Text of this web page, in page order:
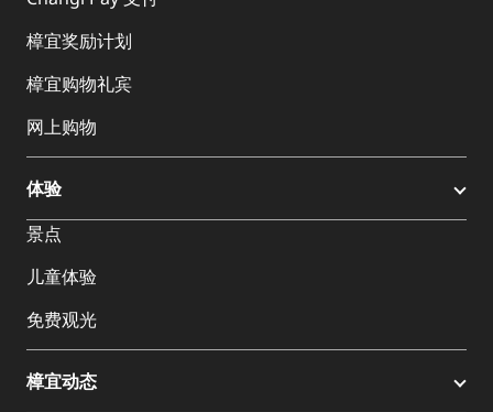
樟宜奖励计划
樟宜购物礼宾
网上购物
体验
景点
儿童体验
免费观光
樟宜动态